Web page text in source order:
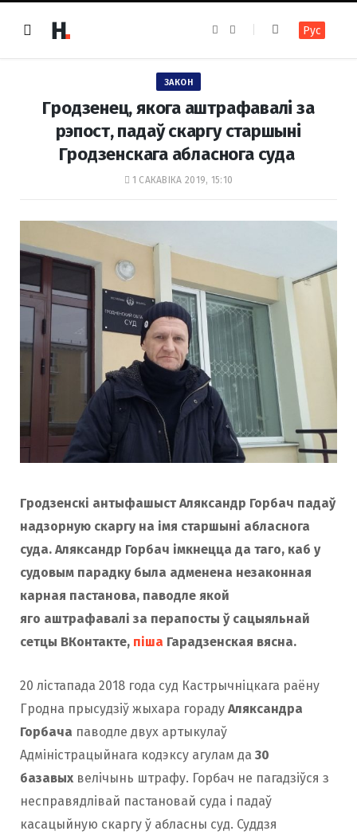
e
k
t
a
m
Рус
ЗАКОН
Гродзенец, якога аштрафавалі за
рэпост, падаў скаргу старшыні
Гродзенскага абласнога суда
1 САКАВІКА 2019, 15:10
Гродзенскі антыфашыст Аляксандр Горбач падаў
надзорную скаргу на імя старшыні абласнога
суда. Аляксандр Горбач імкнецца да таго, каб у
судовым парадку была адменена незаконная
карная пастанова, паводле якой
яго аштрафавалі за перапосты ў сацыяльнай
сетцы ВКонтакте, піша Гарадзенская вясна.
20 лістапада 2018 года суд Кастрычніцкага раёну
Гродна прысудзіў жыхара гораду Аляксандра
Горбача паводле двух артыкулаў
Адміністрацыйнага кодэксу агулам да 30
базавых велічынь штрафу. Горбач не пагадзіўся з
несправядлівай пастановай суда і падаў
касацыйную скаргу ў абласны суд. Суддзя